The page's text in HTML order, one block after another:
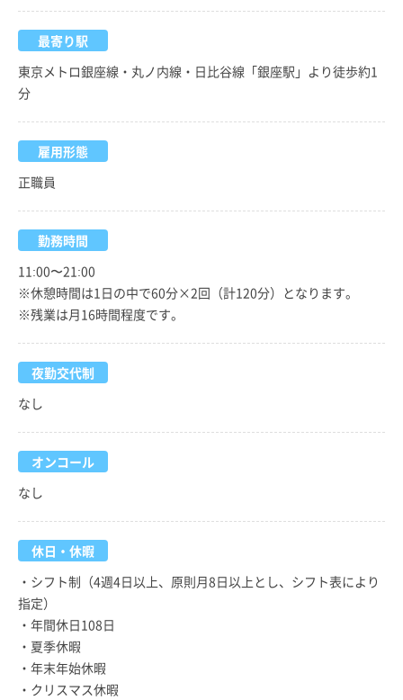
最寄り駅
東京メトロ銀座線・丸ノ内線・日比谷線「銀座駅」より徒歩約1
分
雇用形態
正職員
勤務時間
11:00〜21:00
※休憩時間は1日の中で60分×2回（計120分）となります。
※残業は月16時間程度です。
夜勤交代制
なし
オンコール
なし
休日・休暇
・シフト制（4週4日以上、原則月8日以上とし、シフト表により
指定）
・年間休日108日
・夏季休暇
・年末年始休暇
・クリスマス休暇